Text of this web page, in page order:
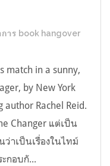
าร book hangover
match in a sunny,
by New York
author Rachel Reid.
Changer แต่เป็น
ว่าเป็นเรื่องในไทม์
กอบกั...